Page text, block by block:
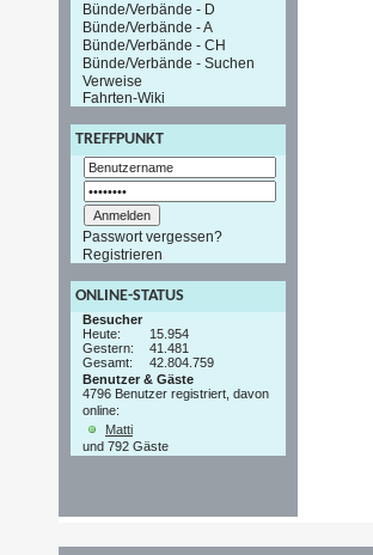
Bünde/Verbände - D
Bünde/Verbände - A
Bünde/Verbände - CH
Bünde/Verbände - Suchen
Verweise
Fahrten-Wiki
TREFFPUNKT
Passwort vergessen?
Registrieren
ONLINE-STATUS
Besucher
Heute:
15.954
Gestern:
41.481
Gesamt:
42.804.759
Benutzer & Gäste
4796 Benutzer registriert, davon
online:
Matti
und 792 Gäste